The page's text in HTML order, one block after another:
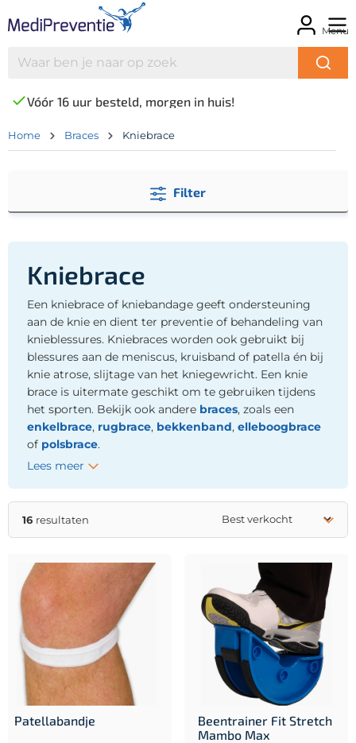
Menu
Vóór 16 uur besteld, morgen in huis!
Home Braces Kniebrace
Filter
Kniebrace
Een kniebrace of kniebandage geeft ondersteuning
aan de knie en dient ter preventie of behandeling van
knieblessures. Kniebraces worden ook gebruikt bij
blessures aan de meniscus, kruisband of patella én bij
knie atrose, slijtage van het kniegewricht. Een knie
brace is uitermate geschikt om te gebruiken tijdens
het sporten. Bekijk ook andere braces, zoals een
enkelbrace, rugbrace, bekkenband, elleboogbrace
of polsbrace.
Lees meer
16 resultaten
Patellabandje
Beentrainer Fit Stretch
Mambo Max